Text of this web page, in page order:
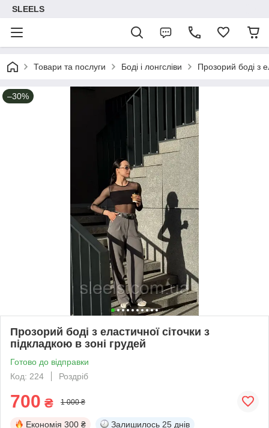
SLEELS
Товари та послуги Боді і лонгсліви Прозорий боді з
–30%
Прозорий боді з еластичної сіточки з
підкладкою в зоні грудей
Готово до відправки
Код: 224
Роздріб
700 ₴ 1 000 ₴
Економія 300 ₴ Залишилось 25 днів